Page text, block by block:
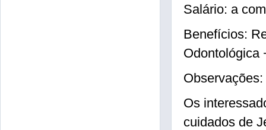
Salário: a
Benefícios:
Odontológica
Os
cuidados de